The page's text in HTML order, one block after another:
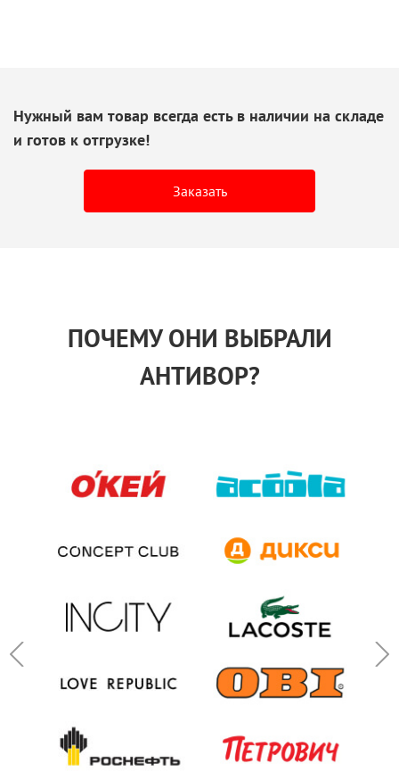
Нужный вам товар всегда есть в наличии на складе
и готов к отгрузке!
Заказать
ПОЧЕМУ ОНИ ВЫБРАЛИ
АНТИВОР?